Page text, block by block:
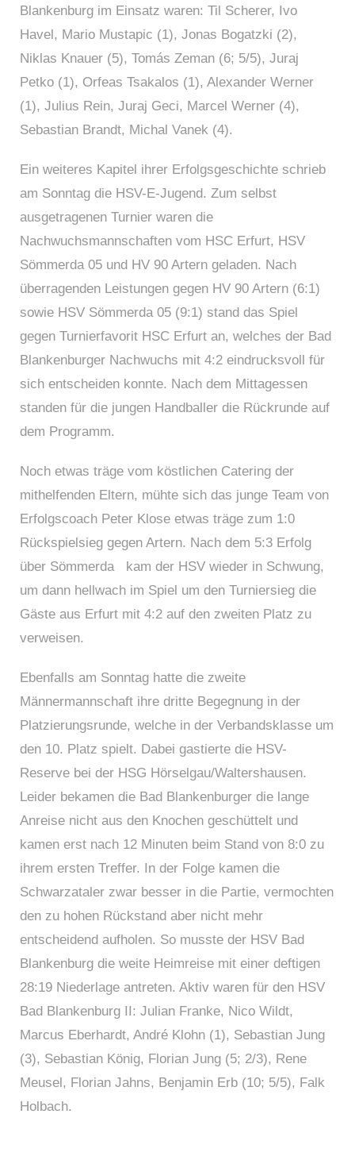
Blankenburg im Einsatz waren: Til Scherer, Ivo
Havel, Mario Mustapic (1), Jonas Bogatzki (2),
Niklas Knauer (5), Tomás Zeman (6; 5/5), Juraj
Petko (1), Orfeas Tsakalos (1), Alexander Werner
(1), Julius Rein, Juraj Geci, Marcel Werner (4),
Sebastian Brandt, Michal Vanek (4).
Ein weiteres Kapitel ihrer Erfolgsgeschichte schrieb
am Sonntag die HSV-E-Jugend. Zum selbst
ausgetragenen Turnier waren die
Nachwuchsmannschaften vom HSC Erfurt, HSV
Sömmerda 05 und HV 90 Artern geladen. Nach
überragenden Leistungen gegen HV 90 Artern (6:1)
sowie HSV Sömmerda 05 (9:1) stand das Spiel
gegen Turnierfavorit HSC Erfurt an, welches der Bad
Blankenburger Nachwuchs mit 4:2 eindrucksvoll für
sich entscheiden konnte. Nach dem Mittagessen
standen für die jungen Handballer die Rückrunde auf
dem Programm.
Noch etwas träge vom köstlichen Catering der
mithelfenden Eltern, mühte sich das junge Team von
Erfolgscoach Peter Klose etwas träge zum 1:0
Rückspielsieg gegen Artern. Nach dem 5:3 Erfolg
über Sömmerda kam der HSV wieder in Schwung,
um dann hellwach im Spiel um den Turniersieg die
Gäste aus Erfurt mit 4:2 auf den zweiten Platz zu
verweisen.
Ebenfalls am Sonntag hatte die zweite
Männermannschaft ihre dritte Begegnung in der
Platzierungsrunde, welche in der Verbandsklasse um
den 10. Platz spielt. Dabei gastierte die HSV-
Reserve bei der HSG Hörselgau/Waltershausen.
Leider bekamen die Bad Blankenburger die lange
Anreise nicht aus den Knochen geschüttelt und
kamen erst nach 12 Minuten beim Stand von 8:0 zu
ihrem ersten Treffer. In der Folge kamen die
Schwarzataler zwar besser in die Partie, vermochten
den zu hohen Rückstand aber nicht mehr
entscheidend aufholen. So musste der HSV Bad
Blankenburg die weite Heimreise mit einer deftigen
28:19 Niederlage antreten. Aktiv waren für den HSV
Bad Blankenburg II: Julian Franke, Nico Wildt,
Marcus Eberhardt, André Klohn (1), Sebastian Jung
(3), Sebastian König, Florian Jung (5; 2/3), Rene
Meusel, Florian Jahns, Benjamin Erb (10; 5/5), Falk
Holbach.